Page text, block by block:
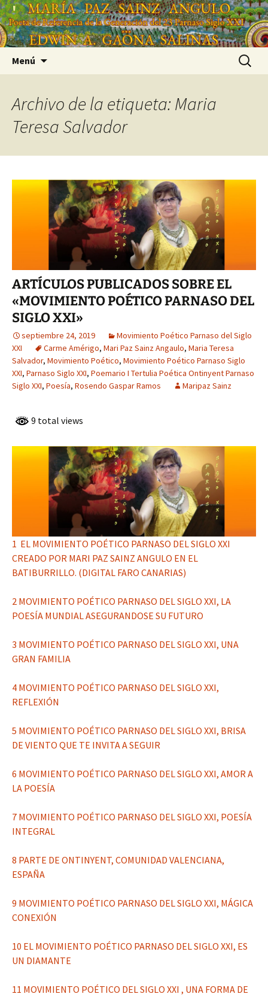
Saltar
al
contenido
'
'
Menú Buscar:
Archivo de la etiqueta: Maria
Teresa Salvador
ARTÍCULOS PUBLICADOS SOBRE EL
«MOVIMIENTO POÉTICO PARNASO DEL
SIGLO XXI»
septiembre 24, 2019
Movimiento Poético Parnaso del Siglo
XXI
Carme Amérigo, Mari Paz Sainz Angaulo, Maria Teresa
Salvador, Movimiento Poético, Movimiento Poético Parnaso Siglo
XXI, Parnaso Siglo XXI, Poemario I Tertulia Poética Ontinyent Parnaso
Siglo XXI, Poesía, Rosendo Gaspar Ramos Maripaz Sainz
9 total views
1 EL MOVIMIENTO POÉTICO PARNASO DEL SIGLO XXI
CREADO POR MARI PAZ SAINZ ANGULO EN EL
BATIBURRILLO. (DIGITAL FARO CANARIAS)
2 MOVIMIENTO POÉTICO PARNASO DEL SIGLO XXI, LA
POESÍA MUNDIAL ASEGURANDOSE SU FUTURO
3 MOVIMIENTO POÉTICO PARNASO DEL SIGLO XXI, UNA
GRAN FAMILIA
4 MOVIMIENTO POÉTICO PARNASO DEL SIGLO XXI,
REFLEXIÓN
5 MOVIMIENTO POÉTICO PARNASO DEL SIGLO XXI, BRISA
DE VIENTO QUE TE INVITA A SEGUIR
6 MOVIMIENTO POÉTICO PARNASO DEL SIGLO XXI, AMOR A
LA POESÍA
7 MOVIMIENTO POÉTICO PARNASO DEL SIGLO XXI, POESÍA
INTEGRAL
8 PARTE DE ONTINYENT, COMUNIDAD VALENCIANA,
ESPAÑA
9 MOVIMIENTO POÉTICO PARNASO DEL SIGLO XXI, MÁGICA
CONEXIÓN
10 EL MOVIMIENTO POÉTICO PARNASO DEL SIGLO XXI, ES
UN DIAMANTE
11 MOVIMIENTO POÉTICO DEL SIGLO XXI , UNA FORMA DE